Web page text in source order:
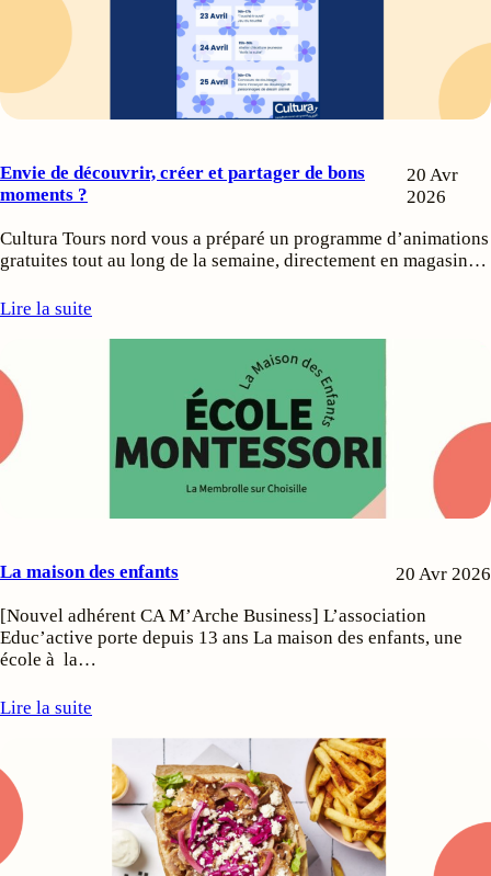
Envie de découvrir, créer et partager de bons
moments ?
20 Avr
2026
Cultura Tours nord vous a préparé un programme d’animations
gratuites tout au long de la semaine, directement en magasin…
Lire la suite
La maison des enfants 20 Avr 2026
[Nouvel adhérent CA M’Arche Business] L’association
Educ’active porte depuis 13 ans La maison des enfants, une
école à la…
Lire la suite